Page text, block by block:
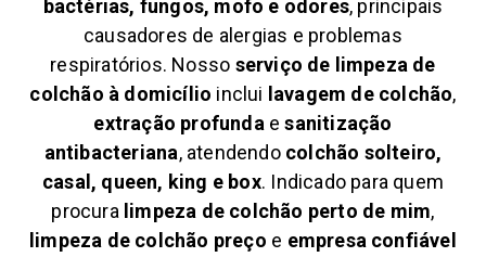
bactérias, fungos, mofo e odores, principais
causadores de alergias e problemas
respiratórios. Nosso serviço de limpeza de
colchão à domicílio inclui lavagem de colchão,
extração profunda esanitização
antibacteriana, atendendo colchão solteiro,
casal, queen, king e box. Indicado para quem
procura limpeza de colchão perto de mim,
limpeza de colchão preço e empresa confiável